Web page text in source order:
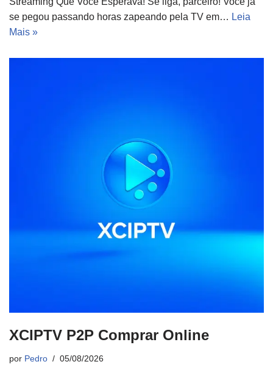
se pegou passando horas zapeando pela TV em… Leia
Mais »
XCIPTV P2P Comprar Online
por Pedro 05/08/2026